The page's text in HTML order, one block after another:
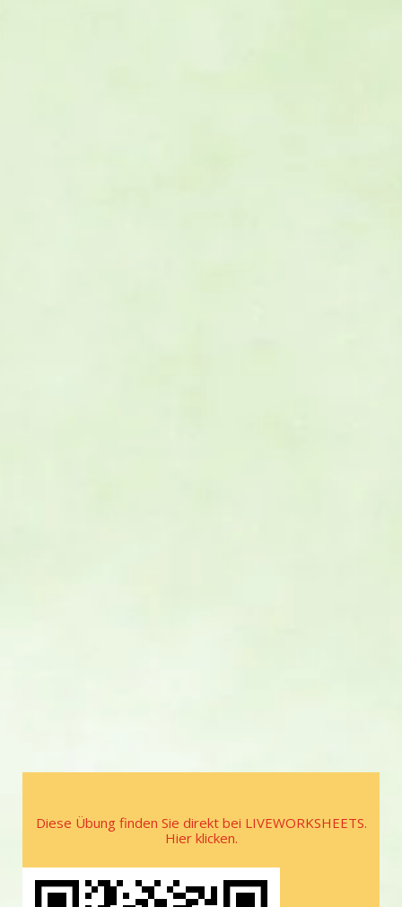
Diese Übung finden Sie direkt bei LIVEWORKSHEETS.
Hier klicken.